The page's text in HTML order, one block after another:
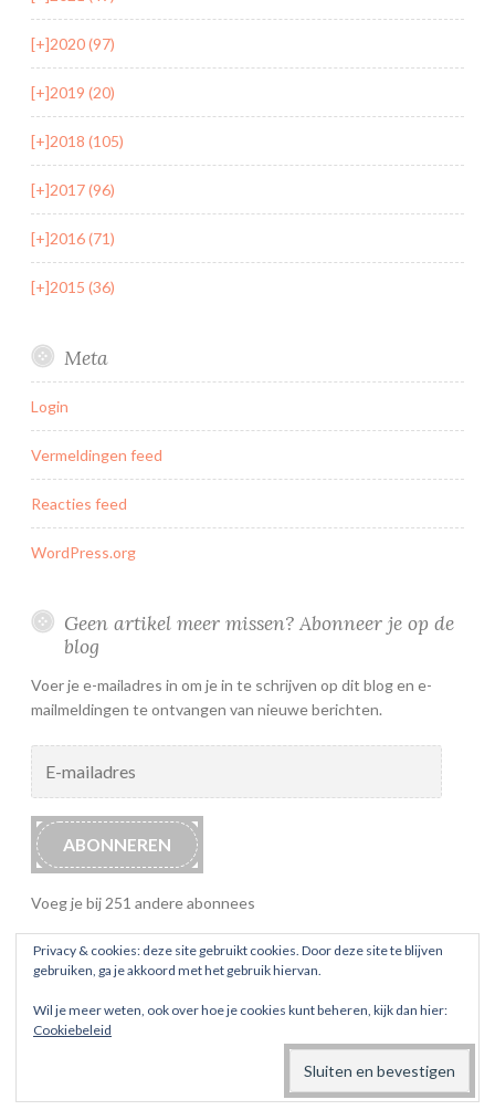
[+]2020 (97)
[+]2019 (20)
[+]2018 (105)
[+]2017 (96)
[+]2016 (71)
[+]2015 (36)
Meta
Login
Vermeldingen feed
Reacties feed
WordPress.org
Geen artikel meer missen? Abonneer je op de
blog
Voer je e-mailadres in om je in te schrijven op dit blog en e-
mailmeldingen te ontvangen van nieuwe berichten.
mailadres
ABONNEREN
Voeg je bij 251 andere abonnees
ONDERSTEUND DOOR WORDPRESS
AUTOMATTIC.
Privacy & cookies: deze site gebruikt cookies. Door deze site te blijven
gebruiken, ga je akkoord met het gebruik hiervan.
Wil je meer weten, ook over hoe je cookies kunt beheren, kijk dan hier:
Cookiebeleid